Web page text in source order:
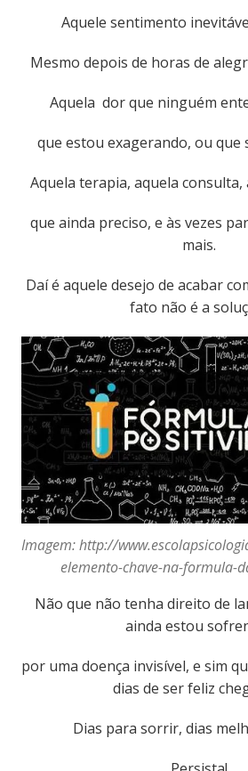
Aquele sentimento
Mesmo depois de horas de
Aquela dor que ninguém
que estou exagerando, ou que
Aquela terapia, aquela consulta,
que ainda preciso, e às vezes
mais.
Daí é aquele desejo de acabar
fato não é a
Imagem: http://
elemento-chave-na-formula-
Não que não tenha direito de
ainda estou
por uma doença invisível, e sim
dias de ser feliz
Dias para sorrir, dias